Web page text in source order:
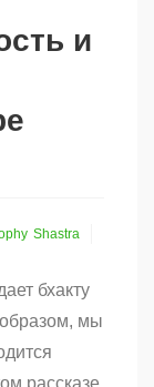
и
Shastra
бхакту
мы
рассказе